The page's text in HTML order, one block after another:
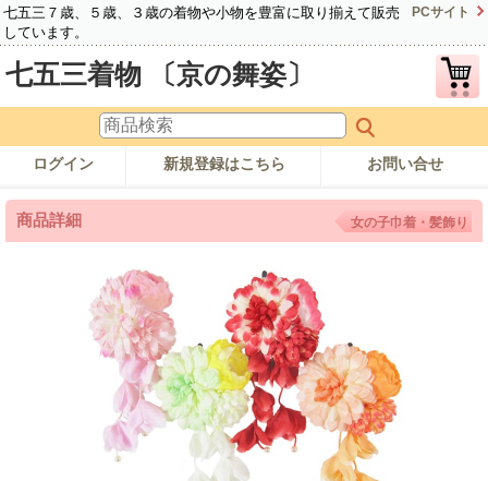
七五三７歳、５歳、３歳の着物や小物を豊富に取り揃えて販売
しています。
PCサイト
七五三着物 〔京の舞姿〕
ログイン 新規登録はこちら お問い合せ
商品詳細 女の子巾着・髪飾り